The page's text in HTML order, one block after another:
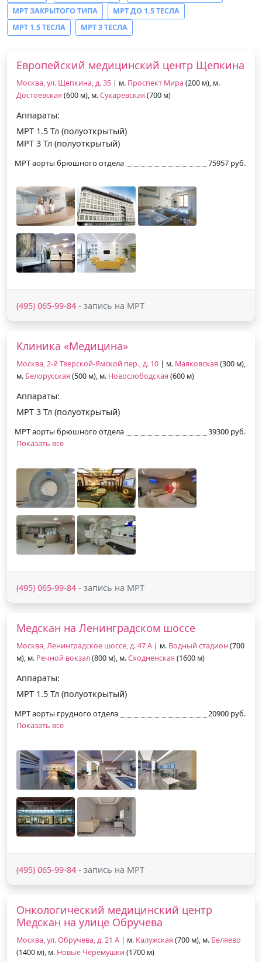
МРТ ЗАКРЫТОГО ТИПА
МРТ ДО 1.5 ТЕСЛА
МРТ 1.5 ТЕСЛА
МРТ 3 ТЕСЛА
Европейский медицинский центр Щепкина
Москва, ул. Щепкина, д. 35 | м. Проспект Мира (200 м), м.
Достоевская (600 м), м.Сухаревская (700 м)
Аппараты:
МРТ 1.5 Тл (полуоткрытый)
МРТ 3 Тл (полуоткрытый)
МРТ аорты брюшного отдела 75957 руб.
(495) 065-99-84 - запись на МРТ
Клиника «Медицина»
Москва, 2-й Тверской-Ямской пер., д. 10 | м. Маяковская (300 м),
м. Белорусская (500 м), м. Новослободская (600 м)
Аппараты:
МРТ 3 Тл (полуоткрытый)
МРТ аорты брюшного отдела
39300 руб.
Показать все
(495) 065-99-84 - запись на МРТ
Медскан на Ленинградском шоссе
Москва, Ленинградское шоссе, д. 47 А | м. Водный стадион (700
м), м. Речной вокзал(800 м), м.Сходненская (1600 м)
Аппараты:
МРТ 1.5 Тл (полуоткрытый)
МРТ аорты грудного отдела
20900 руб.
Показать все
(495) 065-99-84 - запись на МРТ
Онкологический медицинский центр
Медскан на улице Обручева
Москва, ул. Обручева, д. 21 А | м. Калужская (700 м), м. Беляево
(1400 м), м. Новые Черемушки (1700 м)